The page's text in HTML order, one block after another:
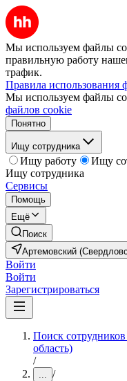
Мы используем файлы
правильную работу
трафик.
Правила использования
Мы используем файлы
файлов cookie
Понятно
Ищу сотрудника
Ищу работу
Ищу
Ищу сотрудника
Сервисы
Помощь
Ещё
Поиск
Артемовский
Войти
Войти
Зарегистрироваться
Поиск
область)
/
... /